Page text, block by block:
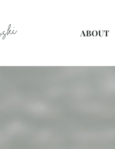
ABOUT